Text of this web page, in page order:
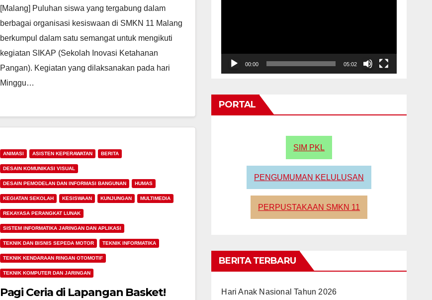
Timur via Zoom
[Malang] Puluhan siswa yang tergabung dalam
berbagai organisasi kesiswaan di SMKN 11 Malang
berkumpul dalam satu semangat untuk mengikuti
kegiatan SIKAP (Sekolah Inovasi Ketahanan
Pangan). Kegiatan yang dilaksanakan pada hari
Minggu…
ANIMASI ASISTEN KEPERAWATAN BERITA
DESAIN KOMUNIKASI VISUAL
DESAIN PEMODELAN DAN INFORMASI BANGUNAN HUMAS
KEGIATAN SEKOLAH KESISWAAN KUNJUNGAN MULTIMEDIA
REKAYASA PERANGKAT LUNAK
SISTEM INFORMATIKA JARINGAN DAN APLIKASI
TEKNIK DAN BISNIS SEPEDA MOTOR TEKNIK INFORMATIKA
TEKNIK KENDARAAN RINGAN OTOMOTIF
TEKNIK KOMPUTER DAN JARINGAN
Pagi Ceria di Lapangan Basket!
00:00 05:02
PORTAL
SIM PKL
PENGUMUMAN KELULUSAN
PERPUSTAKAAN SMKN 11
BERITA TERBARU
Hari Anak Nasional Tahun 2026